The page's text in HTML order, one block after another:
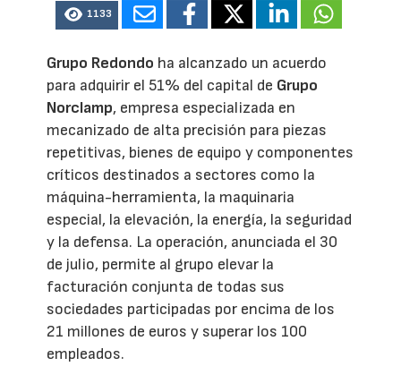
1133
Grupo Redondo ha alcanzado un acuerdo
para adquirir el 51% del capital de Grupo
Norclamp, empresa especializada en
mecanizado de alta precisión para piezas
repetitivas, bienes de equipo y componentes
críticos destinados a sectores como la
máquina-herramienta, la maquinaria
especial, la elevación, la energía, la seguridad
y la defensa. La operación, anunciada el 30
de julio, permite al grupo elevar la
facturación conjunta de todas sus
sociedades participadas por encima de los
21 millones de euros y superar los 100
empleados.